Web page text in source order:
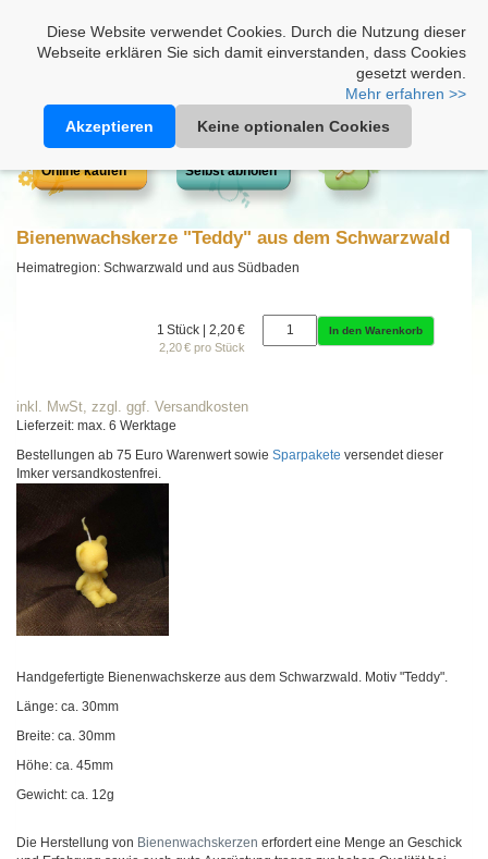
Diese Website verwendet Cookies. Durch die Nutzung dieser
Webseite erklären Sie sich damit einverstanden, dass Cookies
gesetzt werden.
Mehr erfahren >>
Akzeptieren
Keine optionalen Cookies
Online kaufen Selbst abholen
Bienenwachskerze "Teddy" aus dem Schwarzwald
Heimatregion: Schwarzwald und aus Südbaden
1 Stück | 2,20 €
2,20 € pro Stück
In den Warenkorb
inkl. MwSt, zzgl. ggf. Versandkosten
Lieferzeit: max. 6 Werktage
Bestellungen ab 75 Euro Warenwert sowie Sparpakete versendet dieser
Imker versandkostenfrei.
Handgefertigte Bienenwachskerze aus dem Schwarzwald. Motiv "Teddy".
Länge: ca. 30mm
Breite: ca. 30mm
Höhe: ca. 45mm
Gewicht: ca. 12g
Die Herstellung von Bienenwachskerzen erfordert eine Menge an Geschick